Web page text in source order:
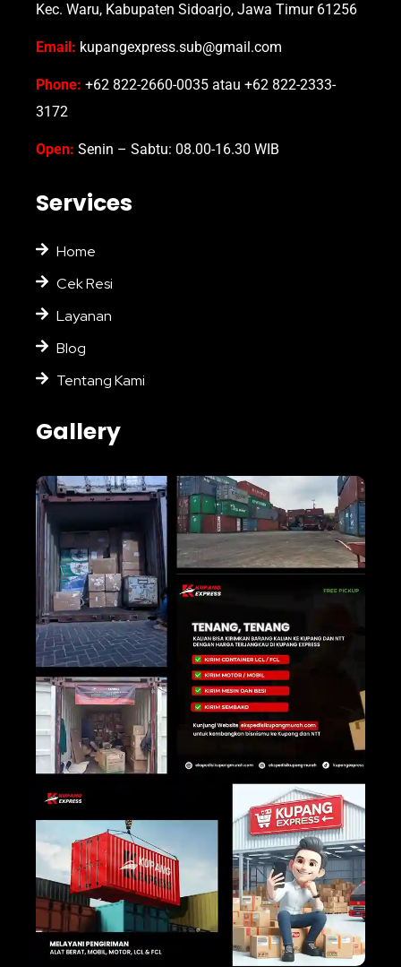
Kec. Waru, Kabupaten Sidoarjo, Jawa Timur 61256
Email: kupangexpress.sub@gmail.com
Phone: +62 822-2660-0035 atau +62 822-2333-
3172
Open: Senin – Sabtu: 08.00-16.30 WIB
Services
Home
Cek Resi
Layanan
Blog
Tentang Kami
Gallery